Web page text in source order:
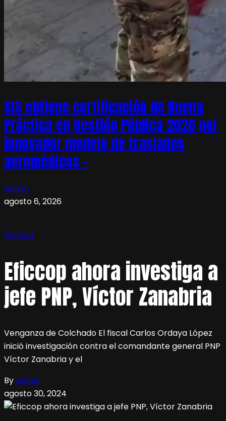
SIS obtiene certificación de Buena
Práctica en Gestión Pública 2026 por
innovador modelo de traslados
aeromédicos –
admin
agosto 6, 2026
Política
Eficcop ahora investiga a
jefe PNP, Víctor Zanabria
Venganza de Colchado El fiscal Carlos Ordaya López
inició investigación contra el comandante general PNP
Víctor Zanabria y el
Byadmin
agosto 30, 2024